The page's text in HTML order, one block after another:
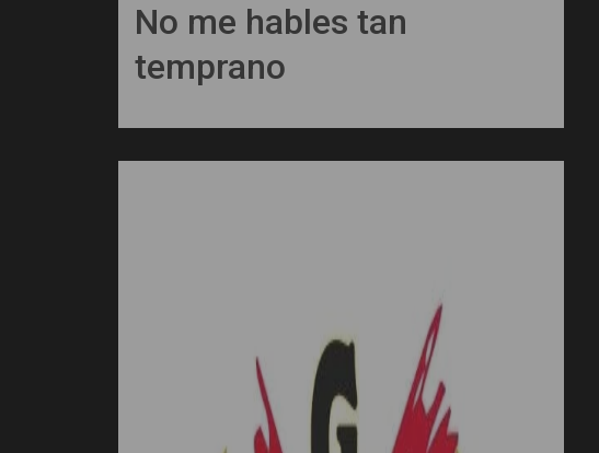
No me hables tan
temprano